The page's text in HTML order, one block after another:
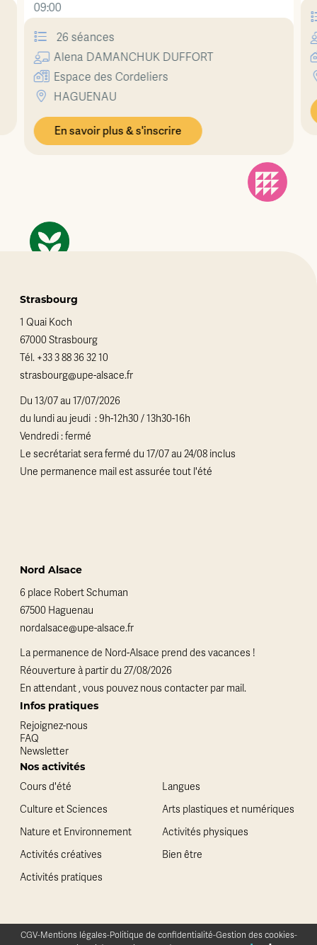
09:00
26 séances
Alena DAMANCHUK DUFFORT
Espace des Cordeliers
HAGUENAU
En savoir plus & s'inscrire
Strasbourg
1 Quai Koch
67000 Strasbourg
Tél. +33 3 88 36 32 10
strasbourg@upe-alsace.fr
Du 13/07 au 17/07/2026
du lundi au jeudi : 9h-12h30 / 13h30-16h
Vendredi : fermé
Le secrétariat sera fermé du 17/07 au 24/08 inclus
Une permanence mail est assurée tout l'été
Nord Alsace
6 place Robert Schuman
67500 Haguenau
nordalsace@upe-alsace.fr
La permanence de Nord-Alsace prend des vacances !
Réouverture à partir du 27/08/2026
En attendant , vous pouvez nous contacter par mail.
Infos pratiques
Rejoignez-nous
FAQ
Newsletter
Nos activités
Cours d'été
Langues
Culture et Sciences
Arts plastiques et numériques
Nature et Environnement
Activités physiques
Activités créatives
Bien être
Activités pratiques
CGV-Mentions légales-Politique de confidentialité-Gestion des cookies-